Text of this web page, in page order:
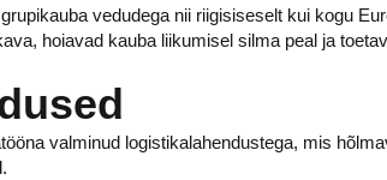
vedudega nii riigisiseselt kui kogu
hoiavad kauba liikumisel silma peal ja
valminud logistikalahendustega, mis